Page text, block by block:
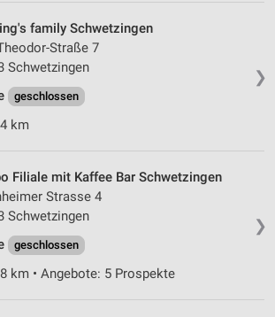
❯
family Schwetzingen
Straße 7
Schwetzingen
geschlossen
km
❯
Filiale mit Kaffee Bar Schwetzingen
Strasse 4
Schwetzingen
geschlossen
km • Angebote: 5 Prospekte